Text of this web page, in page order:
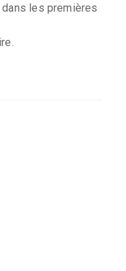
les premières